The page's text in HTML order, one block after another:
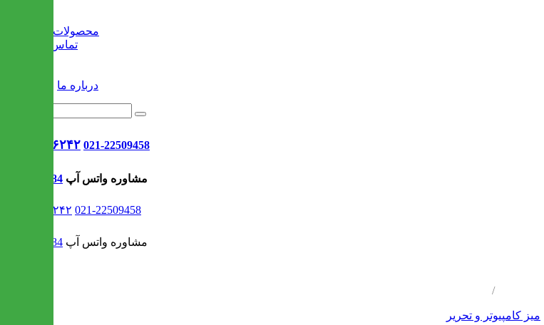
محصولات جدید
تماس با ما
درباره ما
021-۹۱۳۰۶۲۴۲ 021-22509458
09302308484 مشاوره واتس آپ
021-۹۱۳۰۶۲۴۲ 021-22509458
09302308484 مشاوره واتس آپ
/
میز کامپیوتر و تحریر